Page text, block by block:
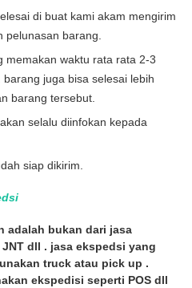
di buat kami akam mengirim
pelunasan barang.
memakan waktu rata rata 2-3
juga bisa selesai lebih
barang tersebut.
selalu diinfokan kepada
siap dikirim.
adalah bukan dari jasa
dll . jasa ekspedsi yang
truck atau pick up .
ekspedisi seperti POS dll